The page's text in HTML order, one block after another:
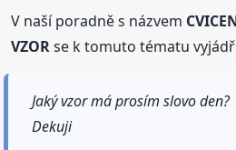
V naší poradně s názvem
VZORse k tomuto tématu
Jaký vzor má prosím slovo den?
Dekuji